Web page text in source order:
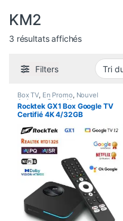
KM2
3 résultats affichésTrié du
Filters
Box TV, En Promo, Nouvel
Arrivage Smart Home
Rocktek GX1 Box Google TV
Certifié 4K 4/32GB